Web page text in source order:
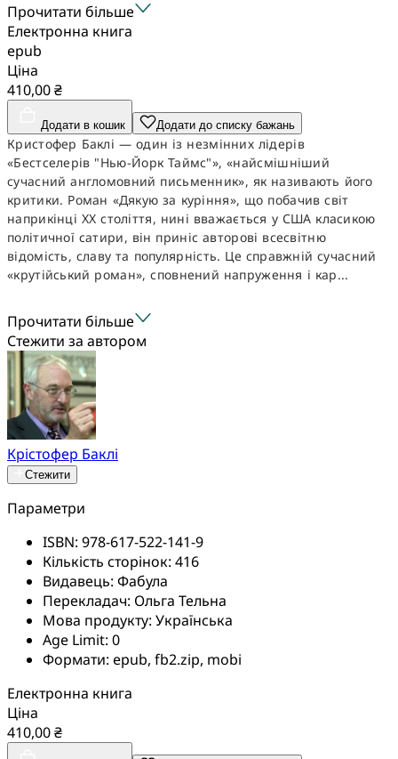
Прочитати більше
Електронна книга
epub
Ціна
410,00 ₴
Додати в кошик Додати до списку бажань
Кристофер Баклі — один із незмінних лідерів
«Бестселерів "Нью-Йорк Таймс"», «найсмішніший
сучасний англомовний письменник», як називають його
критики. Роман «Дякую за куріння», що побачив світ
наприкінці ХХ століття, нині вважається у США класикою
політичної сатири, він приніс авторові всесвітню
відомість, славу та популярність. Це справжній сучасний
«крутійський роман», сповнений напруження і кар...
Прочитати більше
Стежити за автором
Крістофер Баклі
Стежити
Параметри
ISBN: 978-617-522-141-9
Кількість сторінок: 416
Видавець: Фабула
Перекладач: Ольга Тельна
Мова продукту: Українська
Age Limit: 0
Формати: epub, fb2.zip, mobi
Електронна книга
Ціна
410,00 ₴